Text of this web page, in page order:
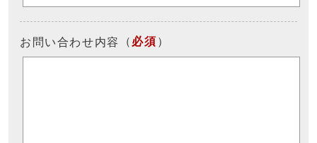
お問い合わせ内容 （ 必須 ）